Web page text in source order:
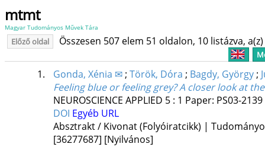
mtmt
Magyar Tudományos Művek Tára
Előző oldal Összesen 507 elem 51 oldalon, 10 listázva,
1. Gonda, Xénia ✉; Török, Dóra ; Bagdy, György;
Feeling blue or feeling grey? A closer look at
NEUROSCIENCE APPLIED 5: 1 Paper: PS03-2139
DOI Egyéb URL
Absztrakt / Kivonat (Folyóiratcikk) |
[36277687] [Nyilvános]